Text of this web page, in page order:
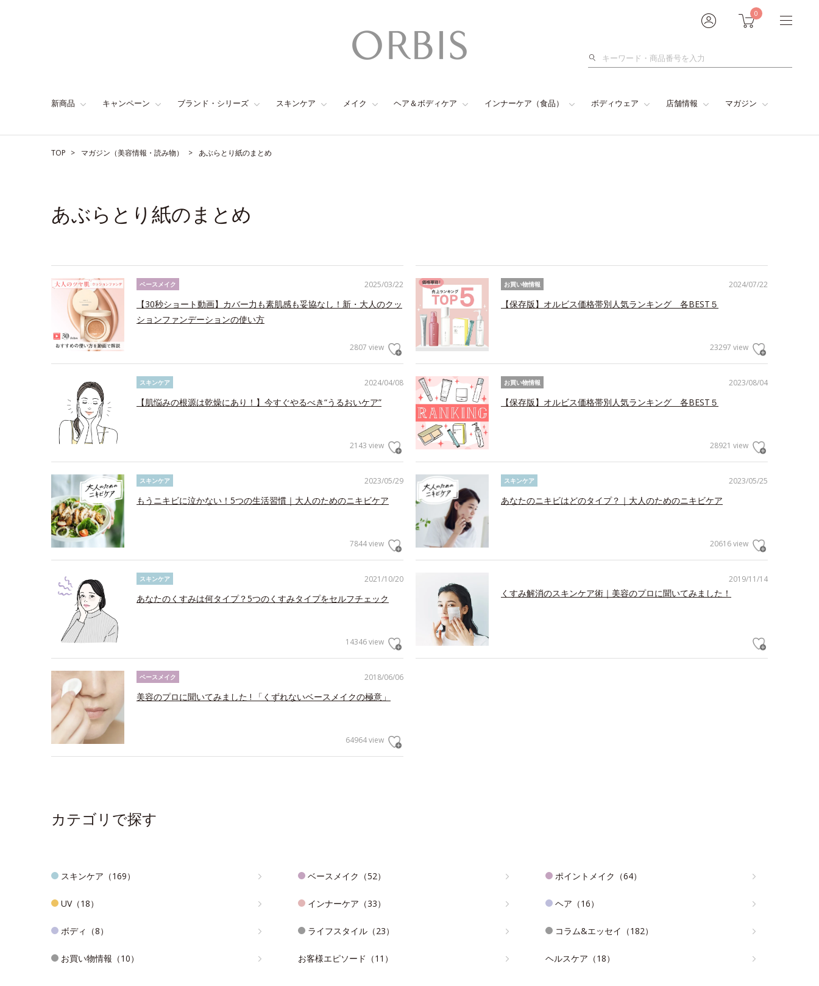
0
検
新商品 キャンペーン ブランド・シリーズ スキンケア メイク ヘア＆ボディケア インナーケア（食品） ボディウェア 店舗情報 マガジン
TOP マガジン（美容情報・読み物） あぶらとり紙のまとめ
あぶらとり紙のまとめ
2025/03/22
ベースメイク
【30秒ショート動画】カバー力も素肌感も妥協なし！新・大人のクッ
ションファンデーションの使い方
2807 view
2024/07/22
お買い物情報
【保存版】オルビス価格帯別人気ランキング 各BEST５
23297 view
2024/04/08
スキンケア
【肌悩みの根源は乾燥にあり！】今すぐやるべき“うるおいケア”
2143 view
2023/08/04
お買い物情報
【保存版】オルビス価格帯別人気ランキング 各BEST５
28921 view
2023/05/29
スキンケア
もうニキビに泣かない！5つの生活習慣｜大人のためのニキビケア
7844 view
2023/05/25
スキンケア
あなたのニキビはどのタイプ？｜大人のためのニキビケア
20616 view
2021/10/20
スキンケア
あなたのくすみは何タイプ？5つのくすみタイプをセルフチェック
14346 view
2019/11/14
くすみ解消のスキンケア術｜美容のプロに聞いてみました！
2018/06/06
ベースメイク
美容のプロに聞いてみました ! 「くずれないベースメイクの極意」
64964 view
カテゴリで探す
スキンケア（169） ベースメイク（52） ポイントメイク（64）
UV（18） インナーケア（33） ヘア（16）
ボディ（8） ライフスタイル（23） コラム&エッセイ（182）
お買い物情報（10） お客様エピソード（11） ヘルスケア（18）